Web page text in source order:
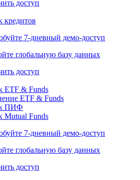
доступ
кредитов
7-дневный демо-доступ
глобальную базу данных
доступ
ETF & Funds
ETF & Funds
ПИФ
Mutual Funds
7-дневный демо-доступ
глобальную базу данных
доступ